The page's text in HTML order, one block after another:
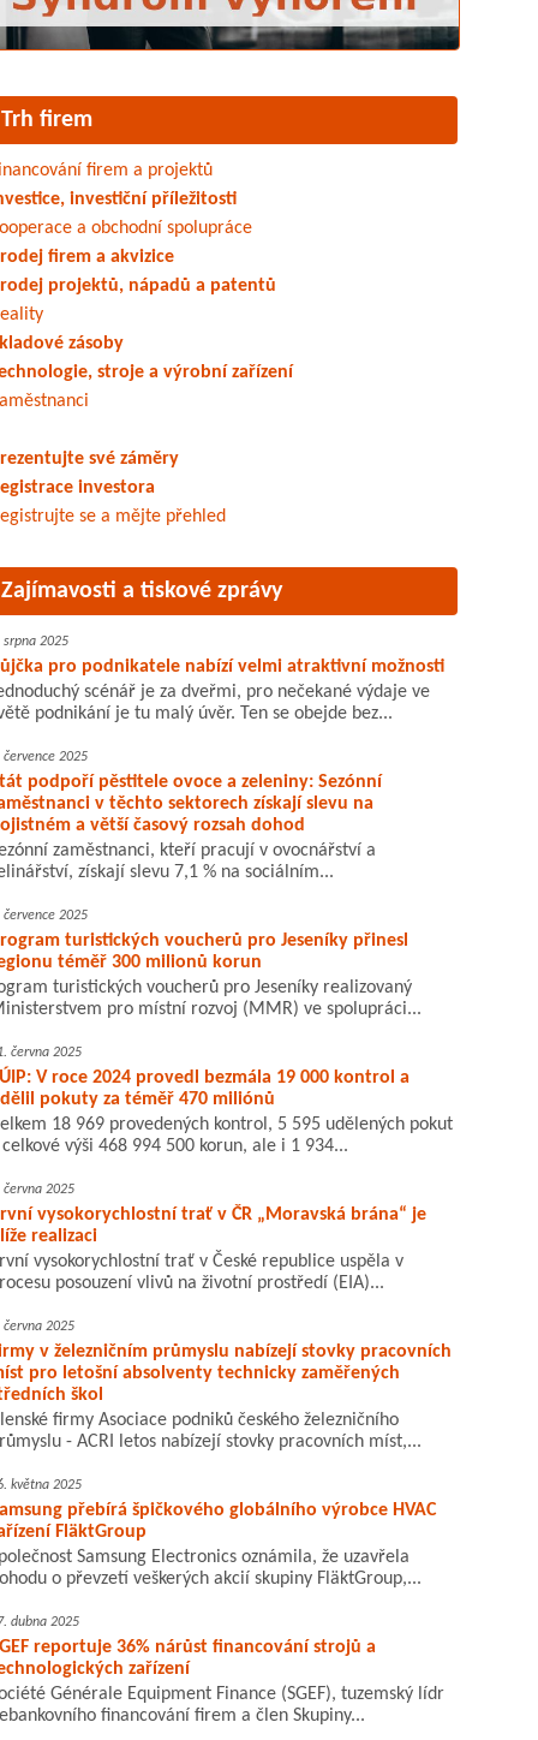
Trh firem
firem a projektů
investiční příležitosti
a obchodní spolupráce
firem a akvizice
projektů, nápadů a patentů
zásoby
stroje a výrobní zařízení
své záměry
investora
se a mějte přehled
Zajímavosti a tiskové zprávy
srpna 2025
pro podnikatele nabízí velmi atraktivní možnosti
scénář je za dveřmi, pro nečekané výdaje ve
podnikání je tu malý úvěr. Ten se obejde bez...
července 2025
podpoří pěstitele ovoce a zeleniny: Sezónní
v těchto sektorech získají slevu na
a větší časový rozsah dohod
zaměstnanci, kteří pracují v ovocnářství a
získají slevu 7,1 % na sociálním...
července 2025
turistických voucherů pro Jeseníky přinesl
téměř 300 milionů korun
turistických voucherů pro Jeseníky realizovaný
pro místní rozvoj (MMR) ve spolupráci...
června 2025
V roce 2024 provedl bezmála 19 000 kontrol a
pokuty za téměř 470 miliónů
18 969 provedených kontrol, 5 595 udělených pokut
výši 468 994 500 korun, ale i 1 934...
června 2025
vysokorychlostní trať v ČR „Moravská brána“ je
realizaci
vysokorychlostní trať v České republice uspěla v
posouzení vlivů na životní prostředí (EIA)...
června 2025
v železničním průmyslu nabízejí stovky pracovních
pro letošní absolventy technicky zaměřených
škol
firmy Asociace podniků českého železničního
- ACRI letos nabízejí stovky pracovních míst,...
května 2025
přebírá špičkového globálního výrobce HVAC
FläktGroup
Samsung Electronics oznámila, že uzavřela
o převzetí veškerých akcií skupiny FläktGroup,...
dubna 2025
reportuje 36% nárůst financování strojů a
zařízení
Générale Equipment Finance (SGEF), tuzemský lídr
financování firem a člen Skupiny...